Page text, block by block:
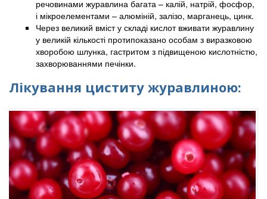
речовинами журавлина багата – калій, натрій, фосфор,
і мікроелементами – алюміній, залізо, марганець, цинк.
Через великий вміст у складі кислот вживати журавлину
у великій кількості протипоказано особам з виразковою
хворобою шлунка, гастритом з підвищеною кислотністю,
захворюваннями печінки.
Лікування циститу журавлиною: